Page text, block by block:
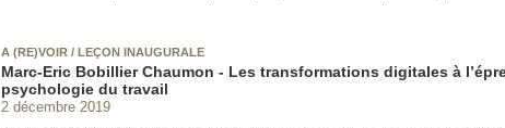
A (RE)VOIR / LEÇON INAUGURALE
Marc-Eric Bobillier Chaumon - Les transformations digitales à
psychologie du travail
2 décembre 2019